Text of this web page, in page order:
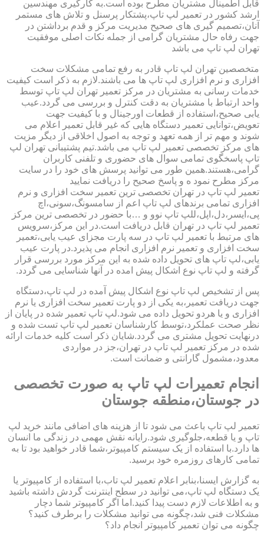
قابل اطمینال مشتریان مطرح بوده است.به کارگیری مهندسین
ارشد کشور در تعمیر لپ تاپ،پشتکار پرسنل و تلاش های مستمر
آنان،تصمیم گیری های صحیح مدیریت مرکز و قدم برداشتن در
جهت رفاه حال مشتریان گرامی از جمله نکات اصلی موفقیت
تهران لپ تاپ می باشد
متخصصین تهران لپ تاپ قادر به رفع تمامی مشکلات سخت
افزاری و نرم افزاری لپ تاپ ها می باشند.لازم به ذکر است کیفیت
خدمات رسانی به مشتریان در مرکز تعمیر تهران لپ تاپ توسط
واحد ارتباط با مشتریان به دقت کنترل و بررسی می گردد.عیب
یابی صحیح،استفاده از قطعات اورجینال و با کیفیت جهت
تعویض،توانایی تعمیر دستگاه هایی که غیر قابل تعمیر اعلام می
شوند و مهم تر از همه تعهد و توجه به اصول اخلاقی از دیگر مزیت
های مرکز تخصصی تعمیر لپ تاپ می باشد.تیم پشتیبانی تهران لپ
تاپ پاسخگوی تمامی سوال های حضوری و تلفنی کاربران
گرامی،هستند.همین طور می توانید پرسش های خود را در سایت
مرکز مطرح نمود ه و پاسخ صحیح را دریافت نمایید
تعمیر لپ تاپ در تهران تخصصی ترین تعمیر سخت افزاری و نرم
افزاری تمامی برندهای لپ تاپ اعم از سامسونگ،سونی،اچ
پی،ایسر،دل،اپل،للپ تاپ نوو و …با حضور در تخصصی ترین مرکز
تعمیر لپ تاپ در تهران قابل دریافت است.در این مرکز،سرویس
های مرتبط با تعمیر لپ تاپ در سه پارت مجزای عیب یابی،تعمیر
سخت افزاری و تعمیر نرم افزاری انجام می پذیرد.در پارت عیب
یابی،لپ تاپ های تحویل داده شده به این مرکز مورد بررسی قرار
گرفته و لپ تاپ نوع اشکال پیش امده در آنها شناسایی می گردد.
پس از تشخیص لپ تاپ نوع اشکال پیش آمده در لپ تاپ،دستگاه
جهت دریافت تعمیر،به یکی از دو پارت تعمیر سخت افزاری یا نرم
افزاری و یا هردو تحویل داده می شود.لپ تاپ تعمیر شده در پایان از
نظر صحت عملکرد،توسط کارشناسان تعمیر لپ تاپ تست شده و
درنهایت تحویل مشتری می گردد.شایان ذکر است کلیه خدمات ارائه
شده در مرکز تعمیر لپ تاپ در تهران،جز در مواردی
معدود،مشمول گارانتی و ضمانت است.
انجام تعمیرات لپ تاپ به صورت تخصصی
در جوستان،منطقه جوستان
تعمیر لپ تاپ باعث می شود تا از هزینه های اضافی مانند خرید لپ
تاپ و یا قطعه،جلوگیری شود.رایانه نقش مهمی در زندگی ما انسان
ها دارد.با استفاده از یک سیستم کامپیوتر،شما قادر خواهید بود تا به
تمامی کارهای روزمره خود برسید.
به گزارش ایسنا،بنابر اعلام تعمیر لپ تاب،با استفاده از کامپیوتر یا
یک دستگاه لپ تاپ،می توانید در سطح اینترنت گردش داشته باشید
و به اطلاعات لازم دست پیدا کنید.اما اگر کامپیوتر شما دچار
مشکلات فنی شد،چگونه می توانید مشکلات را برطرف کنید؟
چگونه می توان تعمیر کامپیوتر انجام داد؟